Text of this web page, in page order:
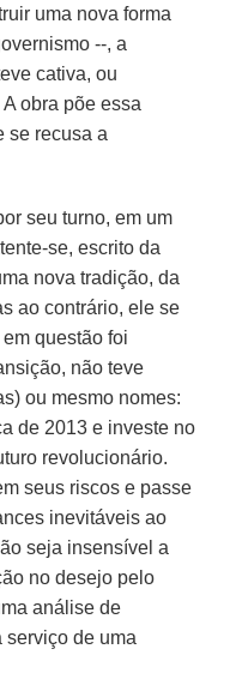
uma nova forma
--, a
cativa, ou
obra põe essa
se recusa a
seu turno, em um
se, escrito da
nova tradição, da
ao contrário, ele se
questão foi
não teve
ou mesmo nomes:
de 2013 e investe no
revolucionário.
seus riscos e passe
inevitáveis ao
seja insensível a
no desejo pelo
análise de
serviço de uma